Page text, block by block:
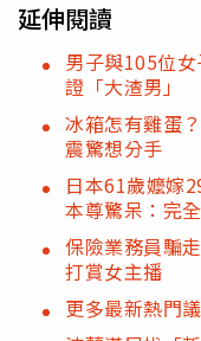
延伸閱讀
男子與105位
證「大渣男」
冰箱怎有雞蛋
震驚想分手
日本61歲嬤嫁
本尊驚呆：完
保險業務員騙
打賞女主播
更多最新熱門